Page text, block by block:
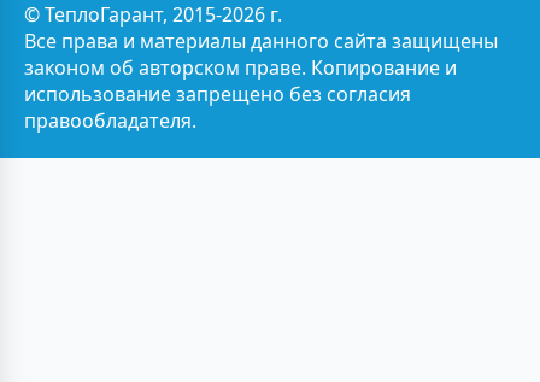
© ТеплоГарант, 2015-2026 г.
Все права и материалы данного сайта защищены
законом об авторском праве. Копирование и
использование запрещено без согласия
правообладателя.